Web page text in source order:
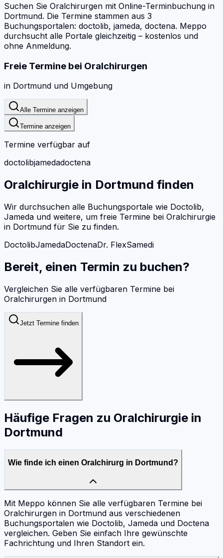
Suchen Sie Oralchirurgen mit Online-Terminbuchung in
Dortmund. Die Termine stammen aus 3
Buchungsportalen: doctolib, jameda, doctena. Meppo
durchsucht alle Portale gleichzeitig – kostenlos und
ohne Anmeldung.
Freie Termine bei Oralchirurgen
in Dortmund und Umgebung
Alle Termine anzeigen
Termine anzeigen
Termine verfügbar auf
doctolibjamedadoctena
Oralchirurgie in Dortmund finden
Wir durchsuchen alle Buchungsportale wie Doctolib,
Jameda und weitere, um freie Termine bei Oralchirurgie
in Dortmund für Sie zu finden.
DoctolibJamedaDoctenaDr. FlexSamedi
Bereit, einen Termin zu buchen?
Vergleichen Sie alle verfügbaren Termine bei
Oralchirurgen in Dortmund
Jetzt Termine finden
Häufige Fragen zu Oralchirurgie in
Dortmund
Wie finde ich einen Oralchirurg in Dortmund?
Mit Meppo können Sie alle verfügbaren Termine bei
Oralchirurgen in Dortmund aus verschiedenen
Buchungsportalen wie Doctolib, Jameda und Doctena
vergleichen. Geben Sie einfach Ihre gewünschte
Fachrichtung und Ihren Standort ein.